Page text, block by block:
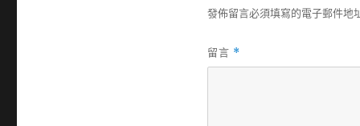
發佈留言必須填寫的電子郵件地
留言 *